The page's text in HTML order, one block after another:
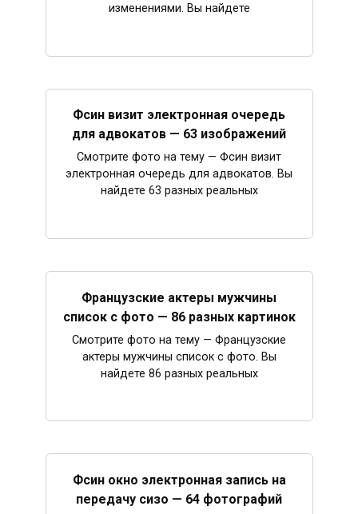
изменениями. Вы найдете
Фсин визит электронная очередь
для адвокатов — 63 изображений
Смотрите фото на тему — Фсин визит
электронная очередь для адвокатов. Вы
найдете 63 разных реальных
Французские актеры мужчины
список с фото — 86 разных картинок
Смотрите фото на тему — Французские
актеры мужчины список с фото. Вы
найдете 86 разных реальных
Фсин окно электронная запись на
передачу сизо — 64 фотографий